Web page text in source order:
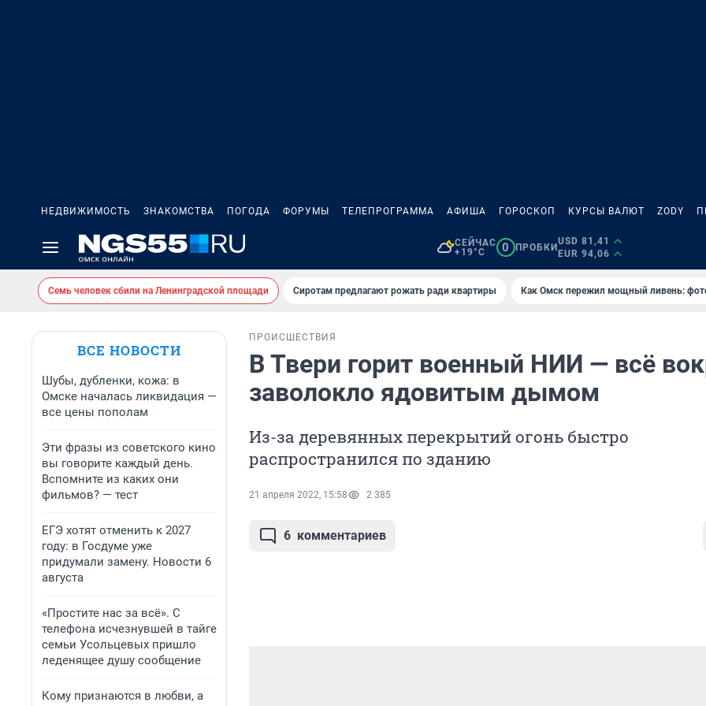
НЕДВИЖИМОСТЬ ЗНАКОМСТВА ПОГОДА ФОРУМЫ ТЕЛЕПРОГРАММА АФИША ГОРОСКОП КУРСЫ ВАЛЮТ ZODY
СЕЙЧАС
+19°C
0 ПРОБКИ
USD 81,41
EUR 94,06
Семь человек сбили на Ленинградской площади Сиротам предлагают рожать ради квартиры Как Омск пережил мощный ливень:
ВСЕ НОВОСТИ
Шубы, дубленки, кожа: в
Омске началась ликвидация —
все цены пополам
Эти фразы из советского кино
вы говорите каждый день.
Вспомните из каких они
фильмов? — тест
ЕГЭ хотят отменить к 2027
году: в Госдуме уже
придумали замену. Новости 6
августа
«Простите нас за всё». С
телефона исчезнувшей в тайге
семьи Усольцевых пришло
леденящее душу сообщение
Кому признаются в любви, а
ПРОИСШЕСТВИЯ
В Твери горит военный НИИ — всё
заволокло ядовитым дымом
Из-за деревянных перекрытий огонь быстро
распространился по зданию
21 апреля 2022, 15:58 2 385
6 комментариев